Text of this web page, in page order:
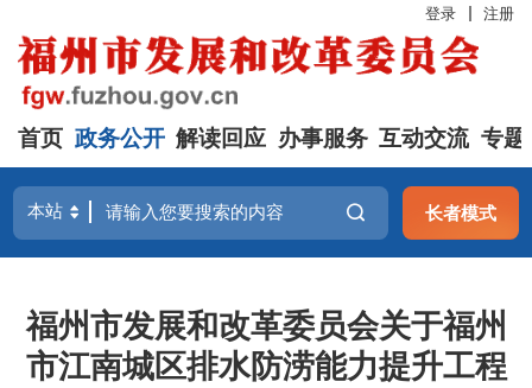
登录 注册
首页 政务公开 解读回应 办事服务 互动交流 专题
长者模式
福州市发展和改革委员会关于福州
市江南城区排水防涝能力提升工程